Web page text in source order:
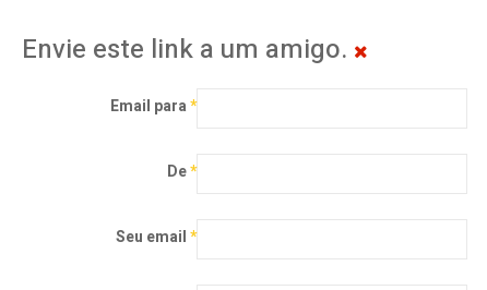
Envie este link a um amigo.
Email para*
De*
Seu email*